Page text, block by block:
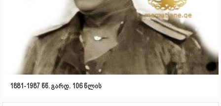
1881-1987 წწ. გარდ. 106 წლის